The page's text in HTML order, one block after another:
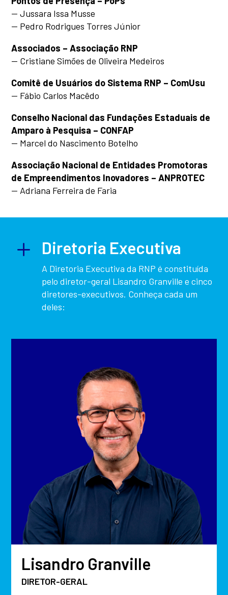
— Jussara Issa Musse
— Pedro Rodrigues Torres Júnior
Associados – Associação RNP
— Cristiane Simões de Oliveira Medeiros
Comitê de Usuários do Sistema RNP – ComUsu
— Fábio Carlos Macêdo
Conselho Nacional das Fundações Estaduais de
Amparo à Pesquisa – CONFAP
— Marcel do Nascimento Botelho
Associação Nacional de Entidades Promotoras
de Empreendimentos Inovadores – ANPROTEC
— Adriana Ferreira de Faria
L Diretoria Executiva
A Diretoria Executiva da RNP é constituída
pelo diretor-geral Lisandro Granville e cinco
diretores-executivos. Conheça cada um
deles:
Lisandro Granville
DIRETOR-GERAL